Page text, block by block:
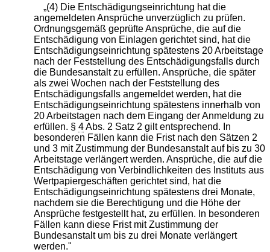
„(4) Die Entschädigungseinrichtung hat die
angemeldeten Ansprüche unverzüglich zu prüfen.
Ordnungsgemäß geprüfte Ansprüche, die auf die
Entschädigung von Einlagen gerichtet sind, hat die
Entschädigungseinrichtung spätestens 20 Arbeitstage
nach der Feststellung des Entschädigungsfalls durch
die Bundesanstalt zu erfüllen. Ansprüche, die später
als zwei Wochen nach der Feststellung des
Entschädigungsfalls angemeldet werden, hat die
Entschädigungseinrichtung spätestens innerhalb von
20 Arbeitstagen nach dem Eingang der Anmeldung zu
erfüllen. § 4Abs. 2 Satz 2 gilt entsprechend. In
besonderen Fällen kann die Frist nach den Sätzen 2
und 3 mit Zustimmung der Bundesanstalt auf bis zu 30
Arbeitstage verlängert werden. Ansprüche, die auf die
Entschädigung von Verbindlichkeiten des Instituts aus
Wertpapiergeschäften gerichtet sind, hat die
Entschädigungseinrichtung spätestens drei Monate,
nachdem sie die Berechtigung und die Höhe der
Ansprüche festgestellt hat, zu erfüllen. In besonderen
Fällen kann diese Frist mit Zustimmung der
Bundesanstalt um bis zu drei Monate verlängert
werden."